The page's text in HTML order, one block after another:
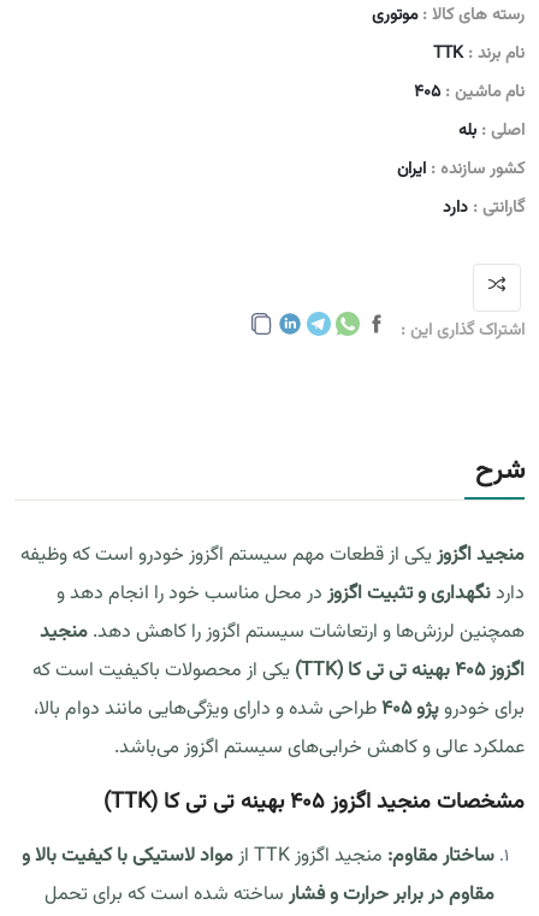
رسته های کالا :موتوری
نام برند :TTK
نام ماشین : 405
اصلی : بله
کشور سازنده : ایران
گارانتی : دارد
اشتراک گذاری این :
شرح
منجید اگزوزیکی از قطعات مهم سیستم اگزوز خودرو است که وظیفه
داردنگهداری و تثبیت اگزوز در محل مناسب خود را انجام دهد و
همچنین لرزش‌ها و ارتعاشات سیستم اگزوز را کاهش دهد. منجید
اگزوز 405 بهینه تی تی کا (TTK)
یکی از محصولات باکیفیت است که
برای خودروپژو 405
طراحی شده و دارای ویژگی‌هایی مانند دوام بالا،
عملکرد عالی و کاهش خرابی‌های سیستم اگزوز می‌باشد.
مشخصات منجید اگزوز 405 بهینه تی تی کا (TTK)
ساختار مقاوم: منجید اگزوز TTK از
مواد لاستیکی با کیفیت بالا و
مقاوم در برابر حرارت و فشار ساخته شده است که برای تحمل